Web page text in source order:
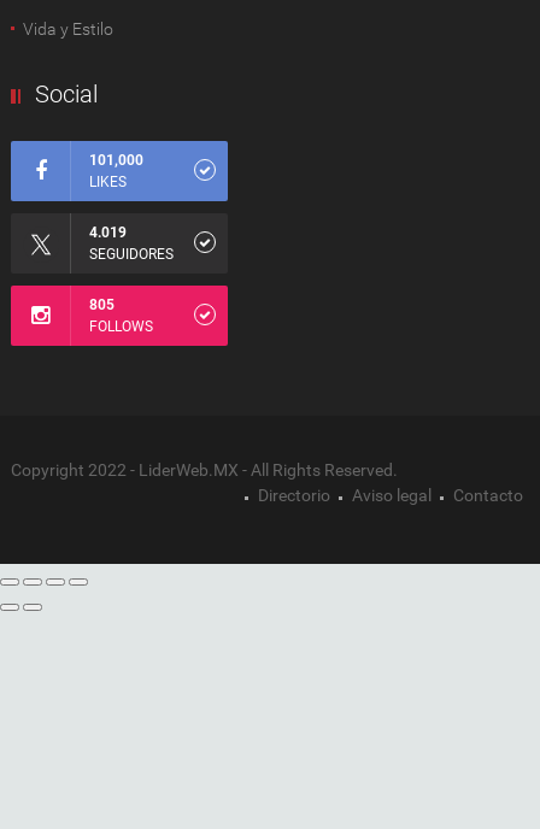
Vida y Estilo
Social
101,000
LIKES
4.019
SEGUIDORES
805
FOLLOWS
Copyright 2022 - LiderWeb.MX - All Rights Reserved.
Directorio
Aviso legal Contacto